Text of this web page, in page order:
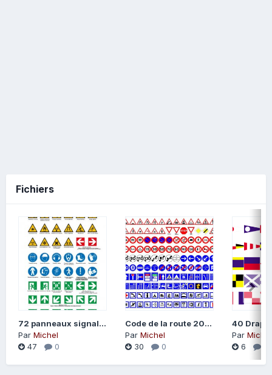
Fichiers
72 panneaux signalisation santé et sécurité au travail
Par Michel
47
0
Code de la route 2020
Par Michel
30
0
Par Michel
6